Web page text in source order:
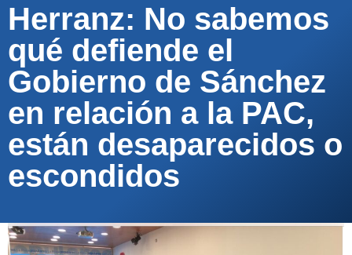
Herranz: No sabemos
qué defiende el
Gobierno de Sánchez
en relación a la PAC,
están desaparecidos o
escondidos